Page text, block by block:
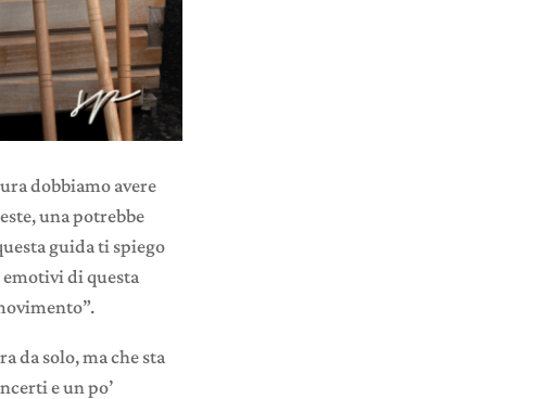
dobbiamo avere
una potrebbe
guida ti spiego
di questa
da solo, ma che sta
e un po’